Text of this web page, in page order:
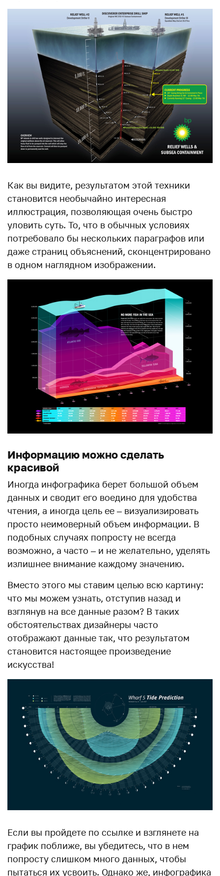
Как вы видите, результатом этой техники
становится необычайно интересная
иллюстрация, позволяющая очень быстро
уловить суть. То, что в обычных условиях
потребовало бы нескольких параграфов или
даже страниц объяснений, сконцентрировано
в одном наглядном изображении.
Информацию можно сделать
красивой
Иногда инфографика берет большой объем
данных и сводит его воедино для удобства
чтения, а иногда цель ее – визуализировать
просто неимоверный объем информации. В
подобных случаях попросту не всегда
возможно, а часто – и не желательно, уделять
излишнее внимание каждому значению.
Вместо этого мы ставим целью всю картину:
что мы можем узнать, отступив назад и
взглянув на все данные разом? В таких
обстоятельствах дизайнеры часто
отображают данные так, что результатом
становится настоящее произведение
искусства!
Если вы пройдете по ссылке и взглянете на
график поближе, вы убедитесь, что в нем
попросту слишком много данных, чтобы
пытаться их усвоить. Однако же, инфографика